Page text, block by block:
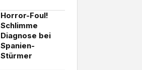
Horror-Foul!
Schlimme
Diagnose bei
Spanien-
Stürmer